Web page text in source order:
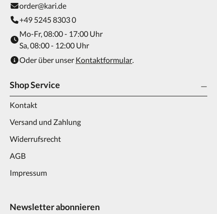
order@kari.de
+49 5245 8303 0
Mo-Fr, 08:00 - 17:00 Uhr
Sa, 08:00 - 12:00 Uhr
Oder über unser Kontaktformular.
Shop Service
Kontakt
Versand und Zahlung
Widerrufsrecht
AGB
Impressum
Newsletter abonnieren